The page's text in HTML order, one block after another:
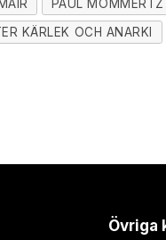
PAUL MOMMERTZ
KÄRLEK OCH ANARKI
Övriga